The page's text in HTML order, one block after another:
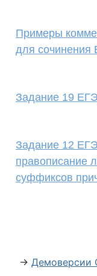
Примеры
для сочинения
Задание 19
Задание 12
правописание
суффиксов
→ Демоверсии